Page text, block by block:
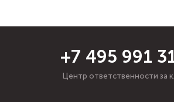
+7 495 991
Центр ответственности за